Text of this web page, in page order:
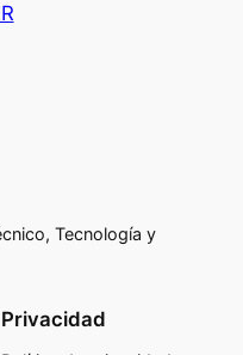
Tecnología y
Privacidad